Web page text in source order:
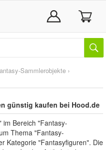
Sammlerobjekte ›
günstig kaufen bei Hood.de
im Bereich "Fantasy-
Thema "Fantasy-
Kategorie "Fantasyfiguren". Die